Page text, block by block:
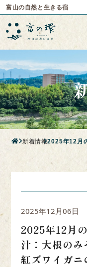
富山の自然と生きる宿
新着情報2025年12月
2025年12月06日
2025年12月
汁：大根のみ
紅ズワイガ